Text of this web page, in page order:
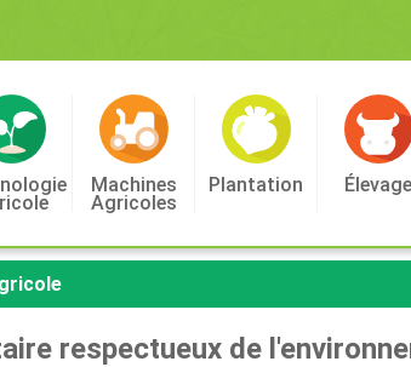
Machines
Agricoles
Plantation Élevage
respectueux de